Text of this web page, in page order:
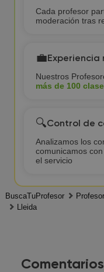
Cada profesor
moderación tras
💼Experiencia
Nuestros
más de 100
🔍Control de
Analizamos los
comunicamos
el servicio
BuscaTuProfesor Profesor
Lleida